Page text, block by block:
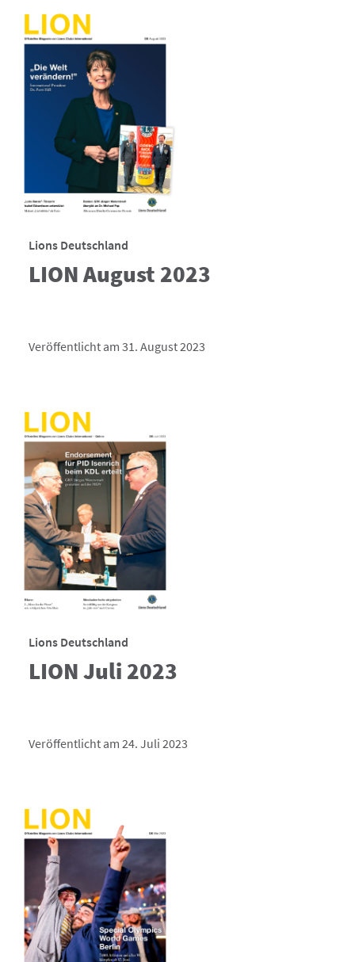
Lions Deutschland
LION August 2023
Veröffentlicht am 31. August 2023
Lions Deutschland
LION Juli 2023
Veröffentlicht am 24. Juli 2023